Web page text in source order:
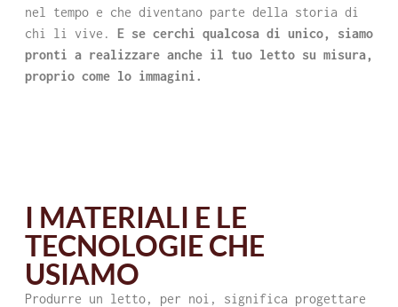
nel tempo e che diventano parte della storia di
chi li vive. E se cerchi qualcosa di unico, siamo
pronti a realizzare anche il tuo letto su misura,
proprio come lo immagini.
I MATERIALI E LE
TECNOLOGIE CHE
USIAMO
Produrre un letto, per noi, significa progettare